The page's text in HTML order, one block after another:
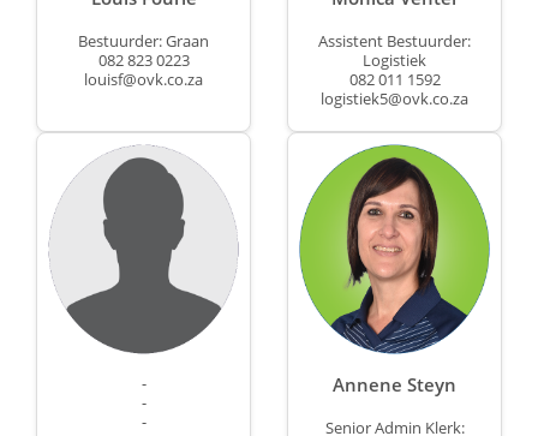
Bestuurder: Graan
082 823 0223
louisf@ovk.co.za
Assistent Bestuurder:
Logistiek
082 011 1592
logistiek5@ovk.co.za
-
-
-
Annene Steyn
Senior Admin Klerk: